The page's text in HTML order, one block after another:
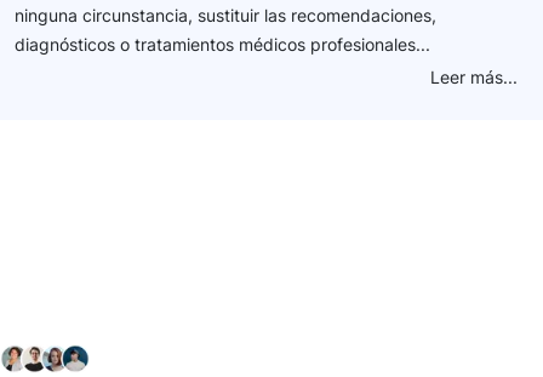
ninguna circunstancia, sustituir las recomendaciones,
diagnósticos o tratamientos médicos profesionales...
Leer más...